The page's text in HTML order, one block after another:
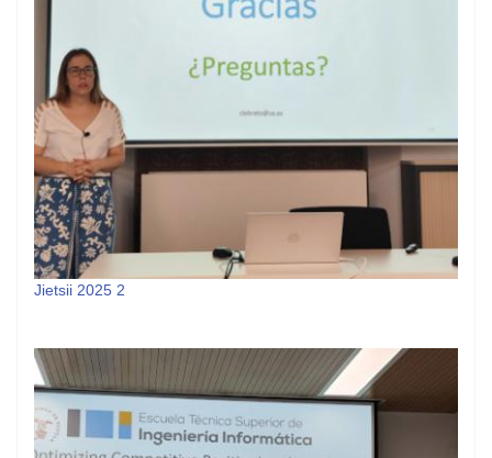
Jietsii 2025 2